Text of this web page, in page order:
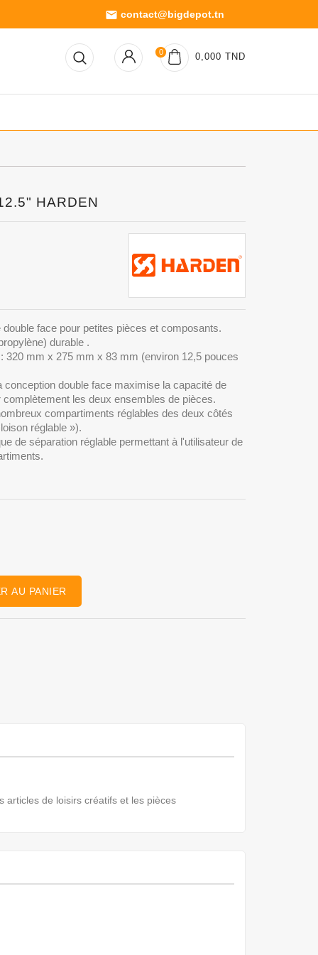
email contact@bigdepot.tn
0 0,000 TND
HARDEN
face pour petites pièces et composants.
durable .
320 mm x 275 mm x 83 mm (environ 12,5 pouces
conception double face maximise la capacité de
les deux ensembles de pièces.
compartiments réglables des deux côtés
réglable »).
de séparation réglable permettant à l'utilisateur de
AU PANIER
articles de loisirs créatifs et les pièces